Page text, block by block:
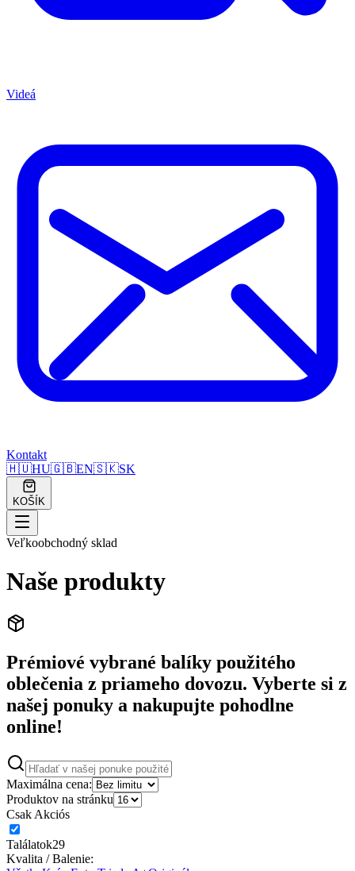
Videá
Kontakt
🇭🇺HU🇬🇧EN🇸🇰SK
KOŠÍK
Veľkoobchodný sklad
Naše produkty
Prémiové vybrané balíky použitého
oblečenia z priameho dovozu. Vyberte si z
našej ponuky a nakupujte pohodlne
online!
Maximálna cena:
Produktov na stránku
Csak Akciós
Találatok29
Kvalita / Balenie: